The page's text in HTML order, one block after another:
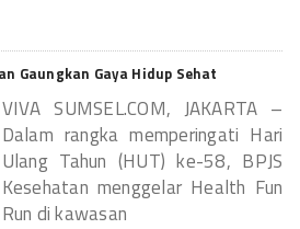
Gaungkan Gaya Hidup Sehat
VIVA SUMSEL.COM, JAKARTA –
Dalam rangka memperingati Hari
Ulang Tahun (HUT) ke-58, BPJS
Kesehatan menggelar Health Fun
Run di kawasan